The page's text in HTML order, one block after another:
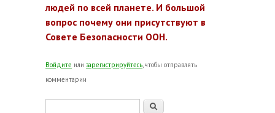
людей по всей планете. И большой
вопрос почему они присутствуют в
Совете Безопасности ООН.
Войдите или зарегистрируйтесь, чтобы отправлять
комментарии
Поиск